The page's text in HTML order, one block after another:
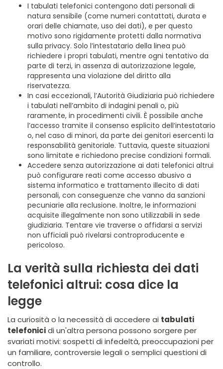
I tabulati telefonici contengono dati personali di
natura sensibile (come numeri contattati, durata e
orari delle chiamate, uso dei dati), e per questo
motivo sono rigidamente protetti dalla normativa
sulla privacy. Solo l’intestatario della linea può
richiedere i propri tabulati, mentre ogni tentativo da
parte di terzi, in assenza di autorizzazione legale,
rappresenta una violazione del diritto alla
riservatezza.
In casi eccezionali, l’Autorità Giudiziaria può richiedere
i tabulati nell’ambito di indagini penali o, più
raramente, in procedimenti civili. È possibile anche
l’accesso tramite il consenso esplicito dell’intestatario
o, nel caso di minori, da parte dei genitori esercenti la
responsabilità genitoriale. Tuttavia, queste situazioni
sono limitate e richiedono precise condizioni formali.
Accedere senza autorizzazione ai dati telefonici altrui
può configurare reati come accesso abusivo a
sistema informatico e trattamento illecito di dati
personali, con conseguenze che vanno da sanzioni
pecuniarie alla reclusione. Inoltre, le informazioni
acquisite illegalmente non sono utilizzabili in sede
giudiziaria. Tentare vie traverse o affidarsi a servizi
non ufficiali può rivelarsi controproducente e
pericoloso.
La verità sulla richiesta dei dati
telefonici altrui: cosa dice la
legge
La curiosità o la necessità di accedere ai tabulati
telefonicidi un'altra persona possono sorgere per
svariati motivi: sospetti di infedeltà, preoccupazioni per
un familiare, controversie legali o semplici questioni di
controllo.